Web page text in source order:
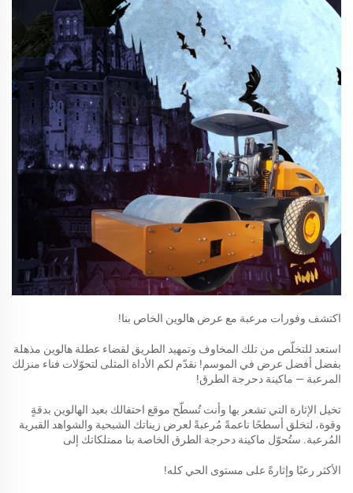
اكتشف وفورات مرعبة مع عرض هالوين الخاص بنا!
استعد للتخلّص من تلك المخاوف وتمهيد الطريق لقضاء عطلة هالوين مذهلة
بفضل أفضل عرض في الموسم! نقدّم لكم الأداة المثلى لتحوّلات فناء منزلك
المرعبة — ماكينة دحرجة الطرق!
تخيل الإثارة التي تشعر بها وأنت تُسطّح موقع احتفالك بعيد الهالوين بدقةٍ
وقوة، لتخلق أسطحًا ناعمةً مُرعبةً لعرض زيناتك الشبحية والشواهد القبرية
المُرعبة. ستُحوّل ماكينة دحرجة الطرق الخاصة بنا ممتلكاتك إلى
الأكثر رعبًا وإثارةً على مستوى الحي كله!